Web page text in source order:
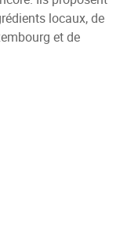
locaux, de
et de